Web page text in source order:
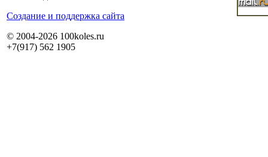
Cоздание и поддержка сайта
© 2004-2026 100koles.ru
+7(917) 562 1905